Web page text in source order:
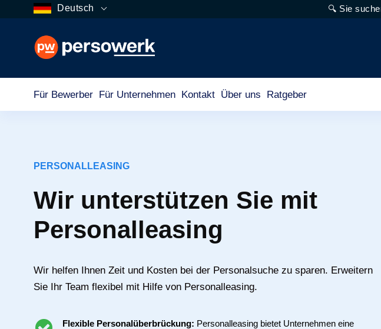
Deutsch 🔍 Sie
Für Bewerber Für Unternehmen Kontakt Über uns Ratgeber
PERSONALLEASING
Wir unterstützen Sie mit
Personalleasing
Wir helfen Ihnen Zeit und Kosten bei der Personalsuche zu sparen. Erweitern
Sie Ihr Team flexibel mit Hilfe von Personalleasing.
Flexible Personalüberbrückung: Personalleasing bietet Unternehmen eine